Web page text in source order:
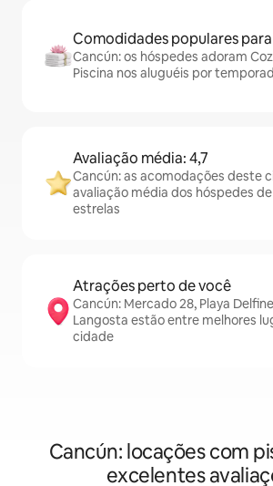
Comodidades populares
Cancún: os hóspedes adoram
Piscina nos aluguéis por
Avaliação média: 4,7
Cancún: as acomodações deste
avaliação média dos hóspedes de
estrelas
Atrações perto de você
Cancún: Mercado 28, Playa
Langosta estão entre melhores
cidade
Cancún: locações com
excelentes